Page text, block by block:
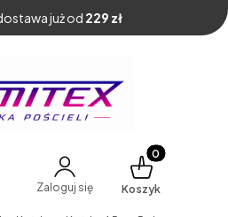
już od 229 zł
wyszukiwarkę
Zaloguj się
Produkty w
Koszyk